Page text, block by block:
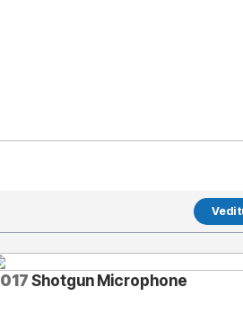
Vedi
Shotgun Microphone